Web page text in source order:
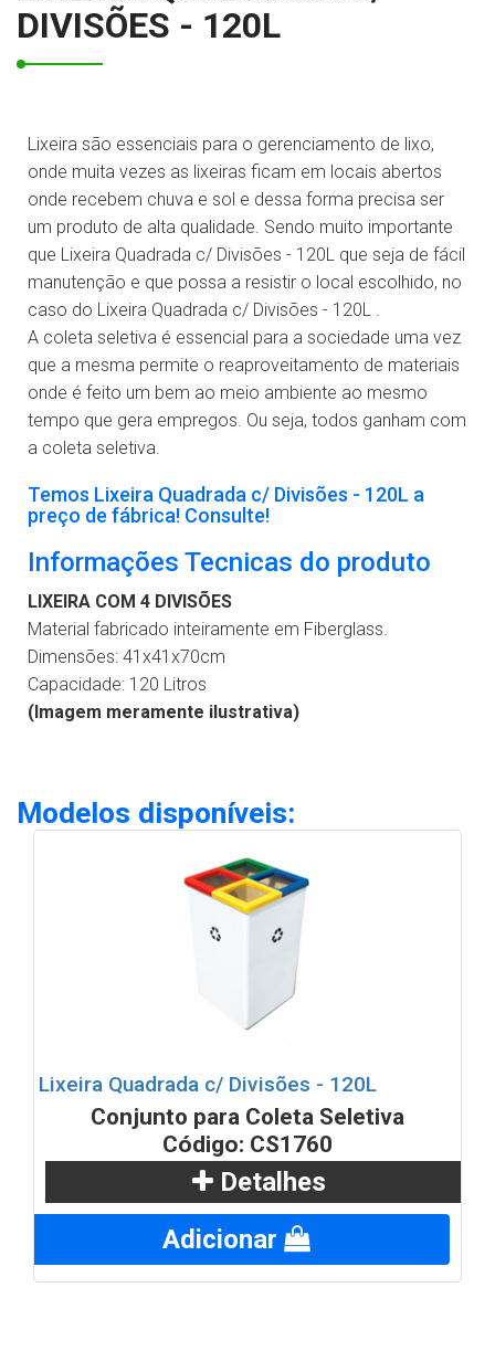
DIVISÕES - 120L
Lixeira são essenciais para o gerenciamento de lixo,
onde muita vezes as lixeiras ficam em locais abertos
onde recebem chuva e sol e dessa forma precisa ser
um produto de alta qualidade. Sendo muito importante
que Lixeira Quadrada c/ Divisões - 120L que seja de fácil
manutenção e que possa a resistir o local escolhido, no
caso do Lixeira Quadrada c/ Divisões - 120L .
A coleta seletiva é essencial para a sociedade uma vez
que a mesma permite o reaproveitamento de materiais
onde é feito um bem ao meio ambiente ao mesmo
tempo que gera empregos. Ou seja, todos ganham com
a coleta seletiva.
Temos Lixeira Quadrada c/ Divisões - 120L a
preço de fábrica! Consulte!
Informações Tecnicas do produto
LIXEIRA COM 4 DIVISÕES
Material fabricado inteiramente em Fiberglass.
Dimensões: 41x41x70cm
Capacidade: 120 Litros
(Imagem meramente ilustrativa)
Modelos disponíveis:
Lixeira Quadrada c/ Divisões - 120L
Conjunto para Coleta Seletiva
Código: CS1760
Detalhes
Adicionar